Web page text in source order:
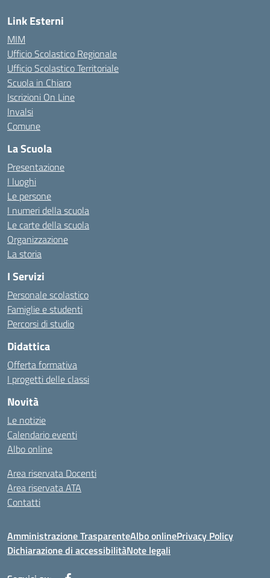
Link Esterni
MIM
Ufficio Scolastico Regionale
Ufficio Scolastico Territoriale
Scuola in Chiaro
Iscrizioni On Line
Invalsi
Comune
La Scuola
Presentazione
I luoghi
Le persone
I numeri della scuola
Le carte della scuola
Organizzazione
La storia
I Servizi
Personale scolastico
Famiglie e studenti
Percorsi di studio
Didattica
Offerta formativa
I progetti delle classi
Novità
Le notizie
Calendario eventi
Albo online
Area riservata Docenti
Area riservata ATA
Contatti
Amministrazione TrasparenteAlbo onlinePrivacy Policy
Dichiarazione di accessibilitàNote legali